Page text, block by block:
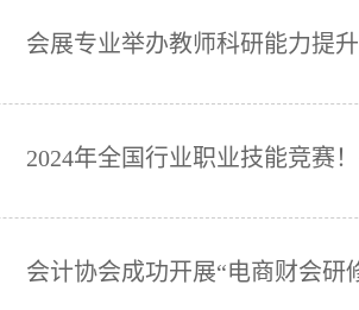
会展专业举办教师科研能力提
2024年全国行业职业技能竞赛！
会计协会成功开展“电商财会研